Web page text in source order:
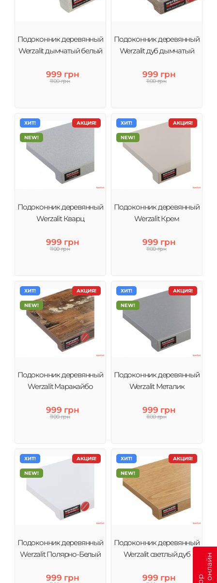
Подоконник деревянный
Werzalit дымчатый белый
999 грн
1100 грн
Подоконник деревянный
Werzalit дуб дымчатый
999 грн
1100 грн
АКЦИЯ!
ХИТ!
NEW!
Подоконник деревянный
Werzalit Кварц
999 грн
1100 грн
АКЦИЯ!
ХИТ!
NEW!
Подоконник деревянный
Werzalit Крем
999 грн
1100 грн
АКЦИЯ!
ХИТ!
NEW!
Подоконник деревянный
Werzalit Маракайбо
999 грн
1100 грн
АКЦИЯ!
ХИТ!
NEW!
Подоконник деревянный
Werzalit Металик
999 грн
1100 грн
АКЦИЯ!
ХИТ!
NEW!
Подоконник деревянный
Werzalit Полярно-Белый
999 грн
АКЦИЯ!
ХИТ!
NEW!
Подоконник деревянный
Werzalit светлый дуб
999 грн